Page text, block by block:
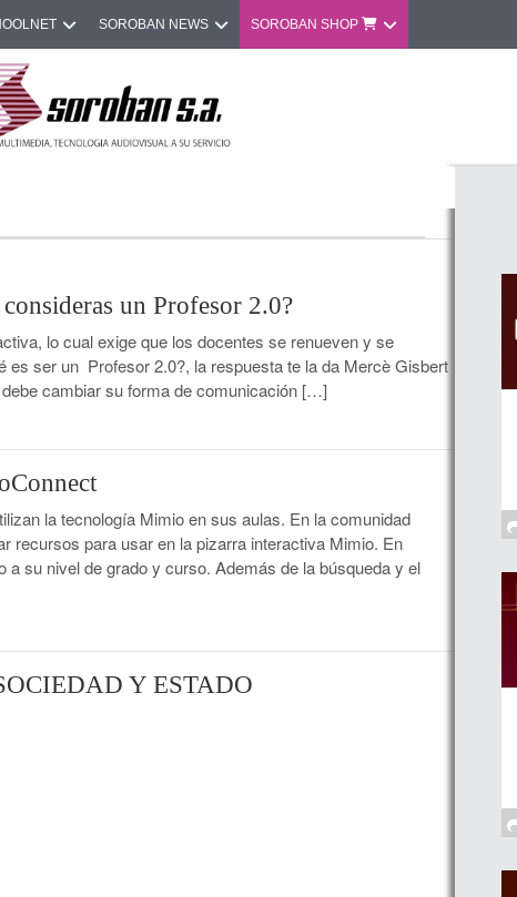
SOROBAN NEWS SOROBAN SHOP
un Profesor 2.0?
lo cual exige que los docentes se renueven y se
es ser un Profesor 2.0?, la respuesta te la da Mercè Gisbert
cambiar su forma de comunicación […]
la tecnología Mimio en sus aulas. En la comunidad
recursos para usar en la pizarra interactiva Mimio. En
su nivel de grado y curso. Además de la búsqueda y el
Y ESTADO